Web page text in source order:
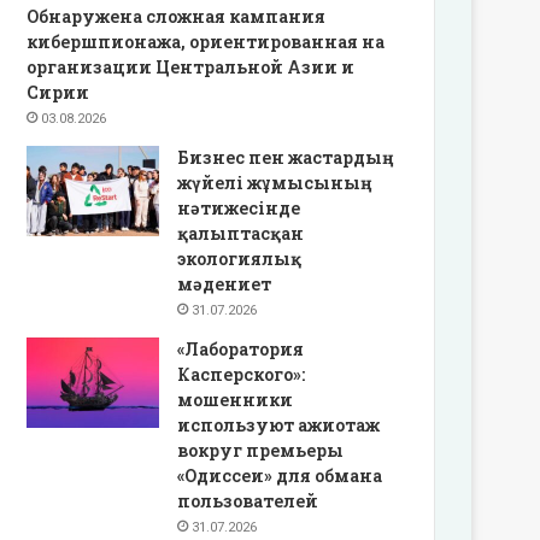
Обнаружена сложная кампания
кибершпионажа, ориентированная на
организации Центральной Азии и
Сирии
03.08.2026
Бизнес пен жастардың
жүйелі жұмысының
нәтижесінде
қалыптасқан
экологиялық
мәдениет
31.07.2026
«Лаборатория
Касперского»:
мошенники
используют ажиотаж
вокруг премьеры
«Одиссеи» для обмана
пользователей
31.07.2026